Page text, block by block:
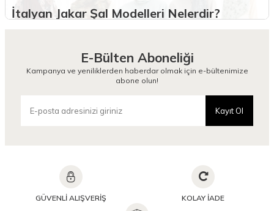
İtalyan Jakar Şal Modelleri Nelerdir?
özel dokuma tekniği, şalların yüzeyinde zarif ve derinlikli bir görünüm
oluşturarak her türlü kıyafetle uyum sağlar. Şık İtalyan Jakar Şal
modelleri, ipeksi yumuşaklığı ve tok duruşu sayesinde hem günlük
kullanımda hem de davetlerde stilinizi bir adım öne çıkarır.
olmayı hedefler.
Kullanım kolaylığı sağlayan kaymayan İtalyan Jakar Şal çeşitleri,
işlendiği bu seri, hafif yapısıyla ağırlık yapmadan şıklığınızı korumanıza
yardımcı olur. Aradığınız her renkte ve desende sunulan alternatifler
arasından kendinize en uygun olanı seçerek stilinizi dilediğiniz zaman
güncelleyebilir ve markamızın teknik dokuma kalitesini her an
E-Bülten Aboneliği
Kampanya ve yeniliklerden haberdar olmak için e-bültenimize
abone olun!
Kayıt Ol
GÜVENLİ ALIŞVERİŞ KOLAY İADE